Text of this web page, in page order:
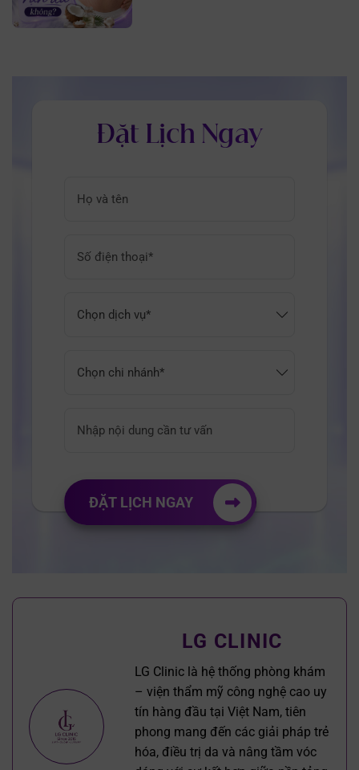
Đặt Lịch Ngay
ĐẶT LỊCH NGAY
LG CLINIC
LG Clinic là hệ thống phòng khám
– viện thẩm mỹ công nghệ cao uy
tín hàng đầu tại Việt Nam, tiên
phong mang đến các giải pháp trẻ
hóa, điều trị da và nâng tầm vóc